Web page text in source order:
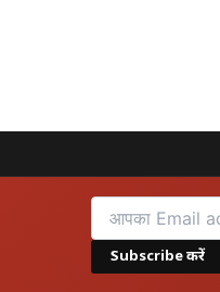
Subscribe करें